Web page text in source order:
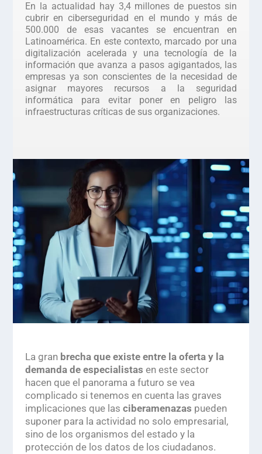
En la actualidad hay 3,4 millones de puestos sin
cubrir en ciberseguridad en el mundo y más de
500.000 de esas vacantes se encuentran en
Latinoamérica. En este contexto, marcado por una
digitalización acelerada y una tecnología de la
información que avanza a pasos agigantados, las
empresas ya son conscientes de la necesidad de
asignar mayores recursos a la seguridad
informática para evitar poner en peligro las
infraestructuras críticas de sus organizaciones.
La gran brecha que existe entre la oferta y la
demanda de especialistas en este sector
hacen que el panorama a futuro se vea
complicado si tenemos en cuenta las graves
implicaciones que las ciberamenazas pueden
suponer para la actividad no solo empresarial,
sino de los organismos del estado y la
protección de los datos de los ciudadanos.